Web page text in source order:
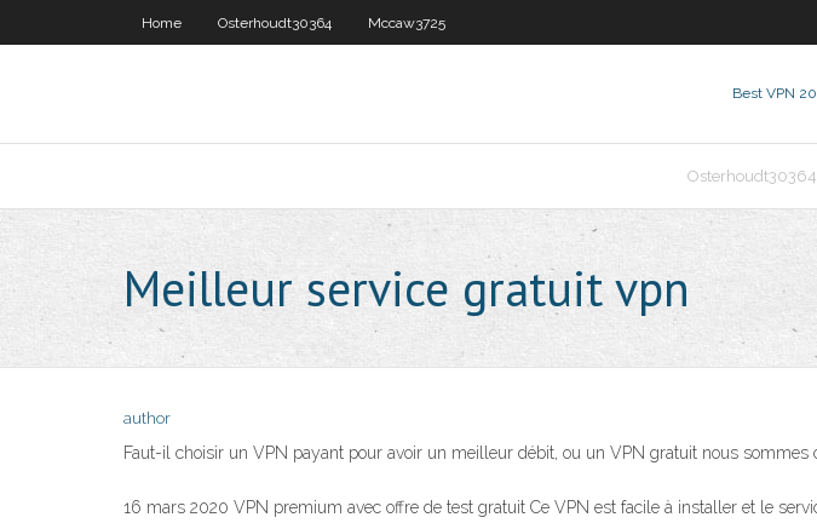
Home Osterhoudt30364 Mccaw3725
Best VPN
Osterhoudt30364
Meilleur service gratuit vpn
author
Faut-il choisir un VPN payant pour avoir un meilleur débit, ou un VPN gratuit nous
16 mars 2020 VPN premium avec offre de test gratuit Ce VPN est facile à installer et le